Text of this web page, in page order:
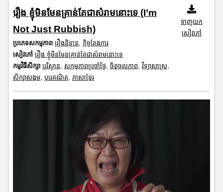
រឿង ខ្ញុំមិនមែនគ្រាន់តែជាសំរាមនោះទេ (I’m
Not Just Rubbish)
ប្រភេទសកម្មភាព រឿងនិទាន, កិច្ចតែងការ
សៀវភៅ រឿង ខ្ញុំមិនមែនគ្រាន់តែជាសំរាមនោះទេ
កម្មវិធីសិក្សា បរិស្ថាន, សកម្មភាពប្រចាំថ្ងៃ, ចិត្តចលភាព, វិទ្យាសាស្រ្ត,
សិក្សាសង្គម, បុរេគណិត, ភាសាខ្មែរ
ទាញយក
សៀវភៅ